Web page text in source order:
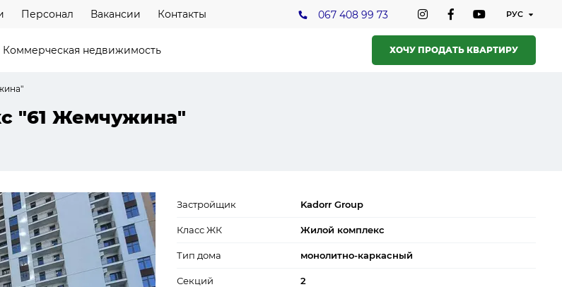
Персонал Вакансии Контакты 067 408 99 73
Коммерческая недвижимость ХОЧУ ПРОДАТЬ КВАРТИРУ
"61 Жемчужина"
Застройщик Kadorr Group
Класс ЖК Жилой комплекс
Тип дома монолитно-каркасный
Секций 2